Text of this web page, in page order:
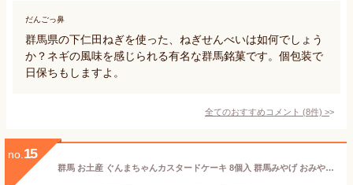
だんごっ鼻
群馬県の下仁田ねぎを使った、ねぎせんべいは如何でしょう
か？ネギの風味を感じられる有名な群馬銘菓です。個包装で
日保ちもしますよ。
全てのおすすめコメント (8件) >
no. 15
群馬 お土産 ぐんまちゃんカスタードケーキ 8個入 群馬みやげ おみやげ おまけシール付 群馬県 ゆるきゃら ゆるキャラ